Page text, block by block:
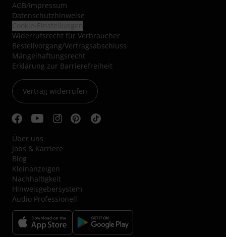
AGB/Impressum
Datenschutzhinweise
Widerrufsrecht für Verbraucher
Bestellvorgang/Vertragsabschluss
Mängelhaftungsrecht
Erklärung zur Barrierefreiheit
Vertrag widerrufen
Über uns
Jobs & Karriere
Blog
Kleinanzeigen
Nachhaltigkeit
Hinweisgebersystem
Audio Professionell